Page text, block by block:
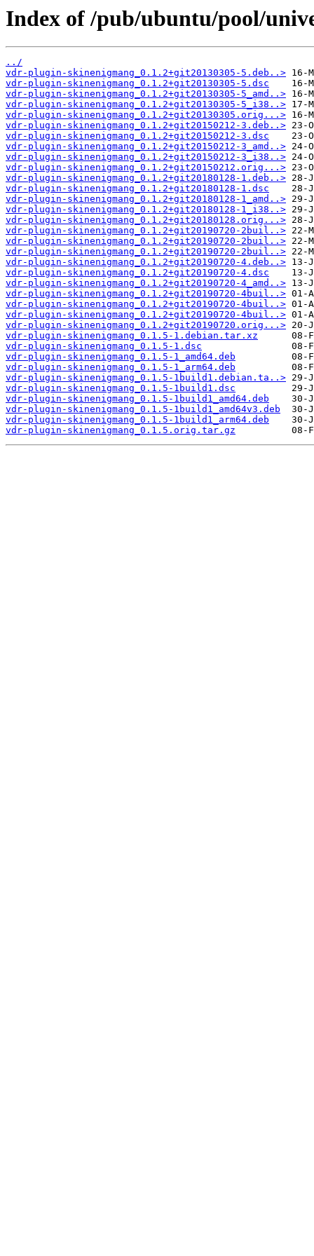
Index of /pub/ubuntu/pool/
../
vdr-plugin-skinenigmang_0.1.2+git20130305-5.deb..>
vdr-plugin-skinenigmang_0.1.2+git20130305-5.dsc
vdr-plugin-skinenigmang_0.1.2+git20130305-5_amd..>
vdr-plugin-skinenigmang_0.1.2+git20130305-5_i38..>
vdr-plugin-skinenigmang_0.1.2+git20130305.orig...>
vdr-plugin-skinenigmang_0.1.2+git20150212-3.deb..>
vdr-plugin-skinenigmang_0.1.2+git20150212-3.dsc
vdr-plugin-skinenigmang_0.1.2+git20150212-3_amd..>
vdr-plugin-skinenigmang_0.1.2+git20150212-3_i38..>
vdr-plugin-skinenigmang_0.1.2+git20150212.orig...>
vdr-plugin-skinenigmang_0.1.2+git20180128-1.deb..>
vdr-plugin-skinenigmang_0.1.2+git20180128-1.dsc
vdr-plugin-skinenigmang_0.1.2+git20180128-1_amd..>
vdr-plugin-skinenigmang_0.1.2+git20180128-1_i38..>
vdr-plugin-skinenigmang_0.1.2+git20180128.orig...>
vdr-plugin-skinenigmang_0.1.2+git20190720-2buil..>
vdr-plugin-skinenigmang_0.1.2+git20190720-2buil..>
vdr-plugin-skinenigmang_0.1.2+git20190720-2buil..>
vdr-plugin-skinenigmang_0.1.2+git20190720-4.deb..>
vdr-plugin-skinenigmang_0.1.2+git20190720-4.dsc
vdr-plugin-skinenigmang_0.1.2+git20190720-4_amd..>
vdr-plugin-skinenigmang_0.1.2+git20190720-4buil..>
vdr-plugin-skinenigmang_0.1.2+git20190720-4buil..>
vdr-plugin-skinenigmang_0.1.2+git20190720-4buil..>
vdr-plugin-skinenigmang_0.1.2+git20190720.orig...>
vdr-plugin-skinenigmang_0.1.5-1.debian.tar.xz
vdr-plugin-skinenigmang_0.1.5-1.dsc
vdr-plugin-skinenigmang_0.1.5-1_amd64.deb
vdr-plugin-skinenigmang_0.1.5-1_arm64.deb
vdr-plugin-skinenigmang_0.1.5-1build1.debian.ta..>
vdr-plugin-skinenigmang_0.1.5-1build1.dsc
vdr-plugin-skinenigmang_0.1.5-1build1_amd64.deb
vdr-plugin-skinenigmang_0.1.5-1build1_amd64v3.deb
vdr-plugin-skinenigmang_0.1.5-1build1_arm64.deb
vdr-plugin-skinenigmang_0.1.5.orig.tar.gz